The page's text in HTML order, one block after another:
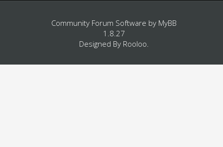
Community Forum Software by MyBB
1.8.27
Designed By Rooloo